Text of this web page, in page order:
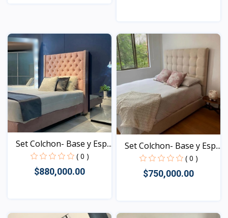
Vista
Set Colchon- Base y Esp...
( 0 )
$880,000.00
Set Colchon- Base y Esp...
( 0 )
$750,000.00
Vista